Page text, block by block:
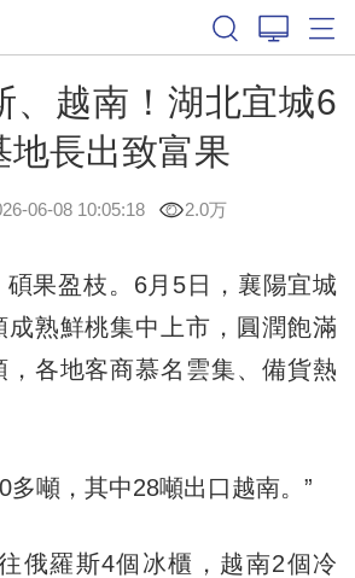
、越南！湖北宜城6
地長出致富果
06-08 10:05:18 2.0万
盈枝。6月5日，襄陽宜城
熟鮮桃集中上市，圓潤飽滿
，各地客商慕名雲集、備貨熱
噸，其中28噸出口越南。”
羅斯4個冰櫃，越南2個冷